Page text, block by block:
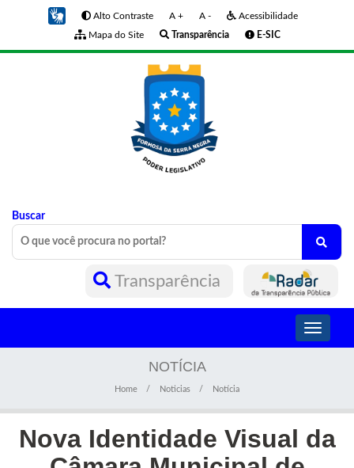
Alto Contraste A + A -
Acessibilidade
Mapa do Site
Transparência E-SIC
Buscar
Transparência
Toggle
NOTÍCIA
Home Noticias Notícia
Nova Identidade Visual da